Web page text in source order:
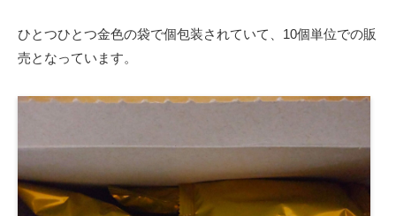
ひとつひとつ金色の袋で個包装されていて、10個単位での販
売となっています。